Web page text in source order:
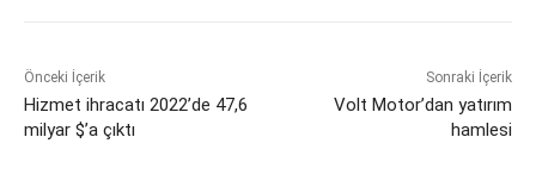
Önceki İçerik
Hizmet ihracatı 2022’de 47,6
milyar $’a çıktı
Sonraki İçerik
Volt Motor’dan yatırım
hamlesi